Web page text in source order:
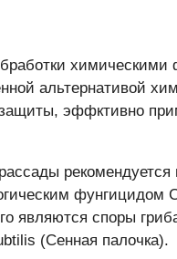
альтернативой
эффктивно
рекомендуется
фунгицидом
являются споры
(Сенная палочка).